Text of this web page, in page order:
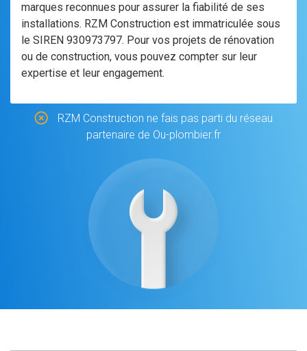
marques reconnues pour assurer la fiabilité de ses
installations. RZM Construction est immatriculée sous
le SIREN 930973797. Pour vos projets de rénovation
ou de construction, vous pouvez compter sur leur
expertise et leur engagement.
RZM Construction ne fais pas parti du réseau
partenaire de Ou-plombier.fr